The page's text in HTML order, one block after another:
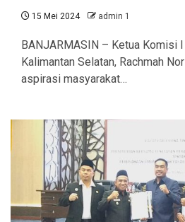
15 Mei 2024 admin 1
BANJARMASIN – Ketua Komisi
Kalimantan Selatan, Rachmah
aspirasi masyarakat…